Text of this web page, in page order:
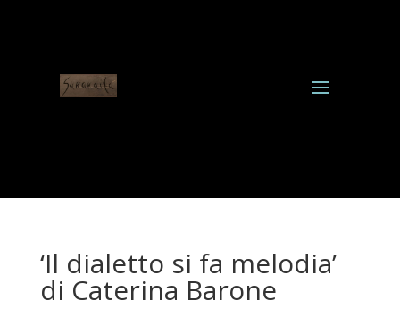
‘Il dialetto si fa melodia’
di Caterina Barone